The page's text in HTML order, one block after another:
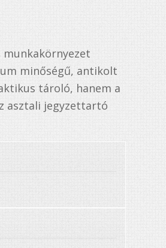
minőségű, antikolt
tároló, hanem a
asztali jegyzettartó